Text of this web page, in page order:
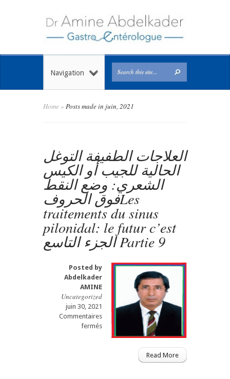
Navigation
Home » Posts made in juin, 2021
العلاجات الطفيفة التوغل
الحالية للجيب أو الكيس
الشعري: وضع النقط
فوق الحروفLes
traitements du sinus
pilonidal: le futur c’est
الجزء التاسع Partie 9
Posted by
Abdelkader
AMINE
Uncategorized
juin 30, 2021
Commentaires
ferméssur
العلاجات
Read More